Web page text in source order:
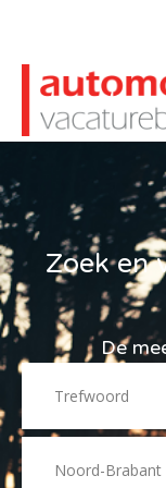
Zoek en
De